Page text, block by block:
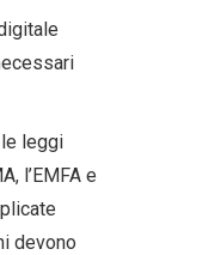
leggi
l’EMFA e
devono